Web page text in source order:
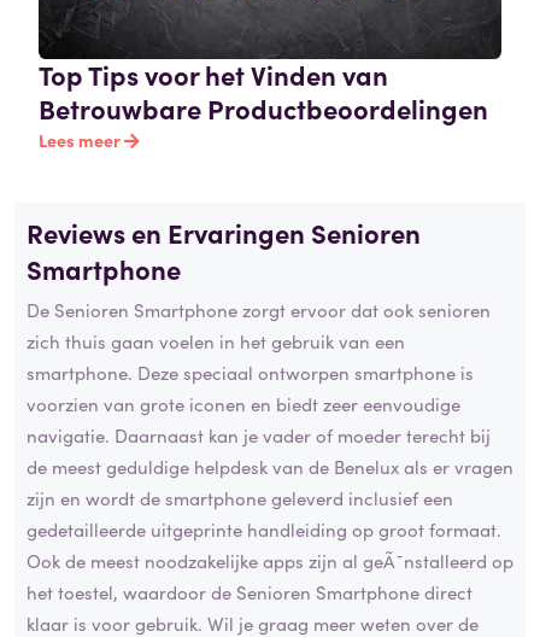
Top Tips voor het Vinden van
Betrouwbare Productbeoordelingen
Lees meer
Reviews en Ervaringen Senioren
Smartphone
De Senioren Smartphone zorgt ervoor dat ook senioren
zich thuis gaan voelen in het gebruik van een
smartphone. Deze speciaal ontworpen smartphone is
voorzien van grote iconen en biedt zeer eenvoudige
navigatie. Daarnaast kan je vader of moeder terecht bij
de meest geduldige helpdesk van de Benelux als er vragen
zijn en wordt de smartphone geleverd inclusief een
gedetailleerde uitgeprinte handleiding op groot formaat.
Ook de meest noodzakelijke apps zijn al geÃ¯nstalleerd op
het toestel, waardoor de Senioren Smartphone direct
klaar is voor gebruik. Wil je graag meer weten over de